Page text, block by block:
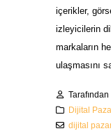
içerikler,
izleyicilerin
markaların
ulaşmasını
Tarafından
Dijital
dijital